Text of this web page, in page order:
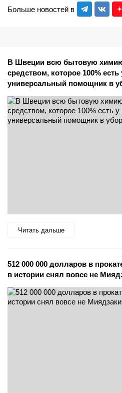
Больше новостей в
В Швеции всю бытовую
средством, которое 100% есть
универсальный помощник в
Читать дальше
512 000 000 долларов в
в истории снял вовсе не